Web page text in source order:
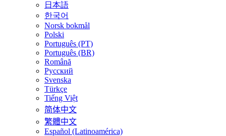
日本語
한국어
Norsk bokmål
Polski
Português (PT)
Português (BR)
Română
Русский
Svenska
Türkçe
Tiếng Việt
简体中文
繁體中文
Español (Latinoamérica)